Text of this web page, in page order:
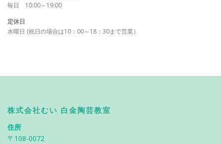
毎日 10:00～19:00
定休日
水曜日 (祝日の場合は10：00～18：30まで営業）
株式会社むい 白金陶芸教室
住所
〒108-0072